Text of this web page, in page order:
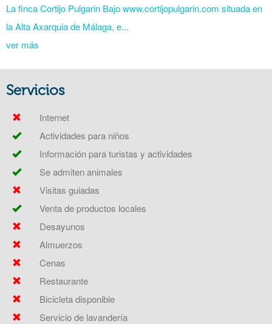
La finca Cortijo Pulgarin Bajo www.cortijopulgarin.com situada en
la Alta Axarquia de Málaga, e...
ver más
Servicios
Internet
Actividades para niños
Información para turistas y actividades
Se admiten animales
Visitas guiadas
Venta de productos locales
Desayunos
Almuerzos
Cenas
Restaurante
Bicicleta disponible
Servicio de lavandería